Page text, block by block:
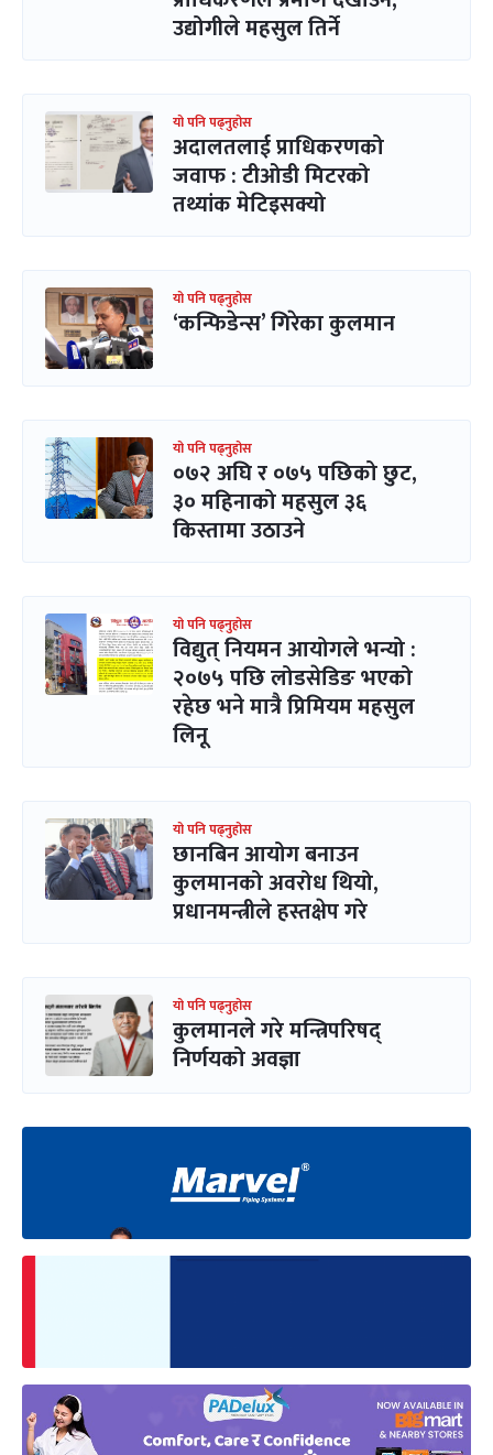
उद्योगीले महसुल तिर्ने
यो पनि पढ्नुहोस
अदालतलाई प्राधिकरणको
जवाफ : टीओडी मिटरको
तथ्यांक मेटिइसक्यो
यो पनि पढ्नुहोस
‘कन्फिडेन्स’ गिरेका कुलमान
यो पनि पढ्नुहोस
०७२ अघि र ०७५ पछिको छुट,
३० महिनाको महसुल ३६
किस्तामा उठाउने
यो पनि पढ्नुहोस
विद्युत् नियमन आयोगले भन्यो :
२०७५ पछि लोडसेडिङ भएको
रहेछ भने मात्रै प्रिमियम महसुल
लिनू
यो पनि पढ्नुहोस
छानबिन आयोग बनाउन
कुलमानको अवरोध थियो,
प्रधानमन्त्रीले हस्तक्षेप गरे
यो पनि पढ्नुहोस
कुलमानले गरे मन्त्रिपरिषद्
निर्णयको अवज्ञा